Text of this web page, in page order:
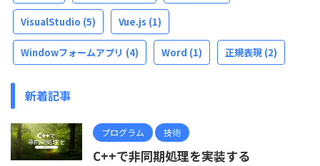
VisualStudio (5) Vue.js (1)
Windowフォームアプリ (4) Word (1) 正規表現 (2)
新着記事
プログラム 技術
C++で非同期処理を実装する